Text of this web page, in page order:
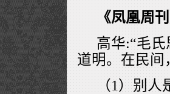
《凤凰周
高华:“毛
道明。在民间
（1）别人